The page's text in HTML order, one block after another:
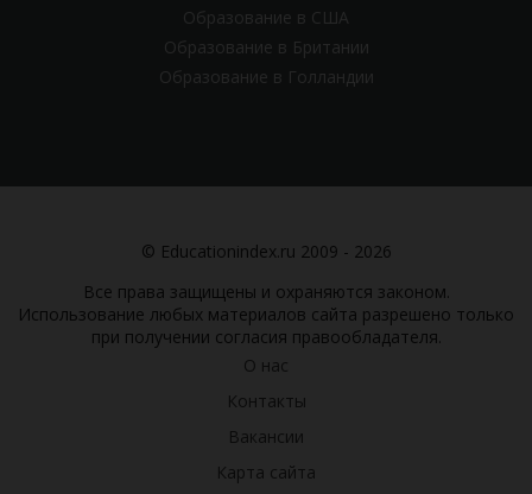
Образование в США
Образование в Британии
Образование в Голландии
© Educationindex.ru 2009 - 2026
Все права защищены и охраняются законом.
Использование любых материалов сайта разрешено только
при получении согласия правообладателя.
О нас
Контакты
Вакансии
Карта сайта